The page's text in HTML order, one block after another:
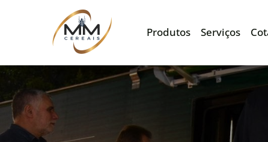
Produtos Serviços